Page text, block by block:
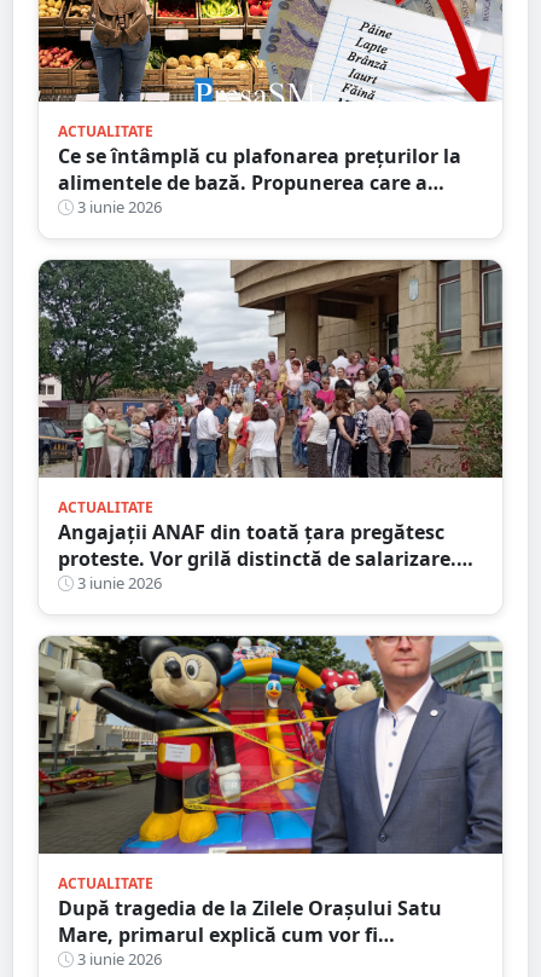
ACTUALITATE
Ce se întâmplă cu plafonarea prețurilor la
alimentele de bază. Propunerea care a
trecut de comisie
3 iunie 2026
ACTUALITATE
Angajații ANAF din toată țara pregătesc
proteste. Vor grilă distinctă de salarizare.
Cu cât spun sindicaliștii că scad salariile la
Fisc
3 iunie 2026
ACTUALITATE
După tragedia de la Zilele Orașului Satu
Mare, primarul explică cum vor fi
despăgubiți comercianții. De ce NU a
3 iunie 2026